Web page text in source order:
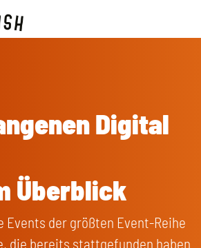
Digital
Überblick
Events der größten Event-Reihe
die bereits stattgefunden haben